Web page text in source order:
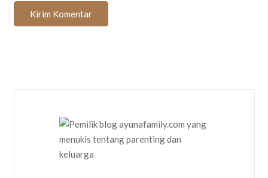
Kirim Komentar